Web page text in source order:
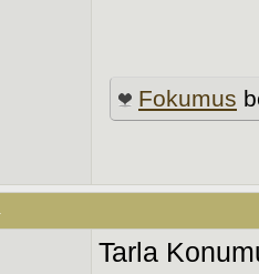
Fokumus
Tarla